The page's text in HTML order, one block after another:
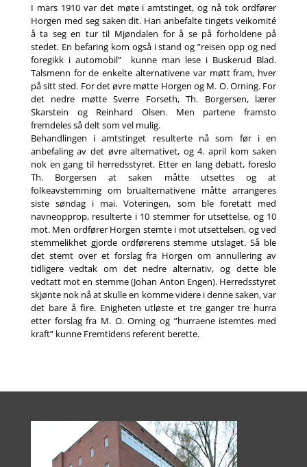
I mars 1910 var det møte i amtstinget, og nå tok ordfører
Horgen med seg saken dit. Han anbefalte tingets veikomité
å ta seg en tur til Mjøndalen for å se på forholdene på
stedet. En befaring kom også i stand og ”reisen opp og ned
foregikk i automobil” kunne man lese i Buskerud Blad.
Talsmenn for de enkelte alternativene var møtt fram, hver
på sitt sted. For det øvre møtte Horgen og M. O. Orning. For
det nedre møtte Sverre Forseth, Th. Borgersen, lærer
Skarstein og Reinhard Olsen. Men partene framsto
fremdeles så delt som vel mulig.
Behandlingen i amtstinget resulterte nå som før i en
anbefaling av det øvre alternativet, og 4. april kom saken
nok en gang til herredsstyret. Etter en lang debatt, foreslo
Th. Borgersen at saken måtte utsettes og at
folkeavstemming om brualternativene måtte arrangeres
siste søndag i mai. Voteringen, som ble foretatt med
navneopprop, resulterte i 10 stemmer for utsettelse, og 10
mot. Men ordfører Horgen stemte i mot utsettelsen, og ved
stemmelikhet gjorde ordførerens stemme utslaget. Så ble
det stemt over et forslag fra Horgen om annullering av
tidligere vedtak om det nedre alternativ, og dette ble
vedtatt mot en stemme (Johan Anton Engen). Herredsstyret
skjønte nok nå at skulle en komme videre i denne saken, var
det bare å fire. Enigheten utløste et tre ganger tre hurra
etter forslag fra M. O. Orning og ”hurraene istemtes med
kraft” kunne Fremtidens referent berette.